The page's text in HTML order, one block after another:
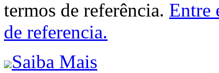
termos de referência. Entre
de referencia.
Saiba Mais